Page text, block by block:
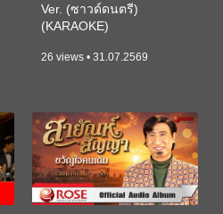
Ver. (ซาวด์ดนตรี)
(KARAOKE)
26 views • 31.07.2569